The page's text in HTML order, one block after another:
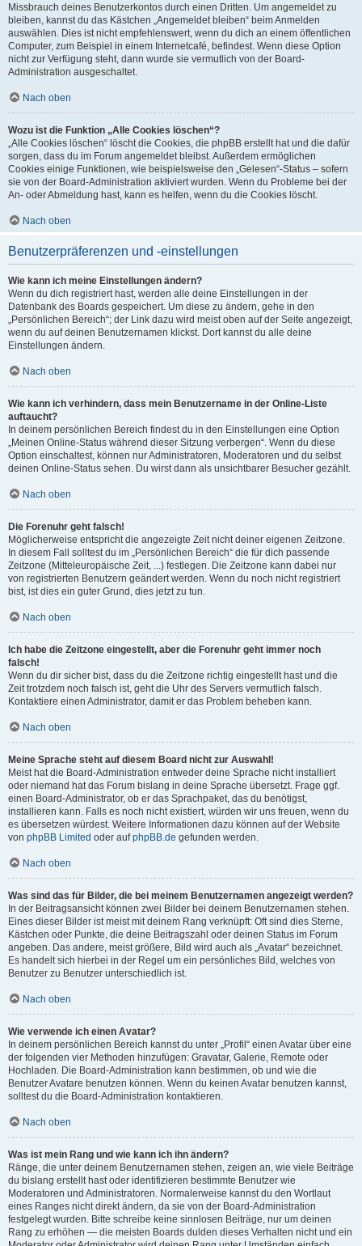
Missbrauch deines Benutzerkontos durch einen Dritten. Um angemeldet zu
bleiben, kannst du das Kästchen „Angemeldet bleiben“ beim Anmelden
auswählen. Dies ist nicht empfehlenswert, wenn du dich an einem öffentlichen
Computer, zum Beispiel in einem Internetcafé, befindest. Wenn diese Option
nicht zur Verfügung steht, dann wurde sie vermutlich von der Board-
Administration ausgeschaltet.
Nach oben
Wozu ist die Funktion „Alle Cookies löschen“?
„Alle Cookies löschen“ löscht die Cookies, die phpBB erstellt hat und die dafür
sorgen, dass du im Forum angemeldet bleibst. Außerdem ermöglichen
Cookies einige Funktionen, wie beispielsweise den „Gelesen“-Status – sofern
sie von der Board-Administration aktiviert wurden. Wenn du Probleme bei der
An- oder Abmeldung hast, kann es helfen, wenn du die Cookies löscht.
Nach oben
Benutzerpräferenzen und -einstellungen
Wie kann ich meine Einstellungen ändern?
Wenn du dich registriert hast, werden alle deine Einstellungen in der
Datenbank des Boards gespeichert. Um diese zu ändern, gehe in den
„Persönlichen Bereich“; der Link dazu wird meist oben auf der Seite angezeigt,
wenn du auf deinen Benutzernamen klickst. Dort kannst du alle deine
Einstellungen ändern.
Nach oben
Wie kann ich verhindern, dass mein Benutzername in der Online-Liste
auftaucht?
In deinem persönlichen Bereich findest du in den Einstellungen eine Option
„Meinen Online-Status während dieser Sitzung verbergen“. Wenn du diese
Option einschaltest, können nur Administratoren, Moderatoren und du selbst
deinen Online-Status sehen. Du wirst dann als unsichtbarer Besucher gezählt.
Nach oben
Die Forenuhr geht falsch!
Möglicherweise entspricht die angezeigte Zeit nicht deiner eigenen Zeitzone.
In diesem Fall solltest du im „Persönlichen Bereich“ die für dich passende
Zeitzone (Mitteleuropäische Zeit, ...) festlegen. Die Zeitzone kann dabei nur
von registrierten Benutzern geändert werden. Wenn du noch nicht registriert
bist, ist dies ein guter Grund, dies jetzt zu tun.
Nach oben
Ich habe die Zeitzone eingestellt, aber die Forenuhr geht immer noch
falsch!
Wenn du dir sicher bist, dass du die Zeitzone richtig eingestellt hast und die
Zeit trotzdem noch falsch ist, geht die Uhr des Servers vermutlich falsch.
Kontaktiere einen Administrator, damit er das Problem beheben kann.
Nach oben
Meine Sprache steht auf diesem Board nicht zur Auswahl!
Meist hat die Board-Administration entweder deine Sprache nicht installiert
oder niemand hat das Forum bislang in deine Sprache übersetzt. Frage ggf.
einen Board-Administrator, ob er das Sprachpaket, das du benötigst,
installieren kann. Falls es noch nicht existiert, würden wir uns freuen, wenn du
es übersetzen würdest. Weitere Informationen dazu können auf der Website
von phpBB Limited oder aufphpBB.de gefunden werden.
Nach oben
Was sind das für Bilder, die bei meinem Benutzernamen angezeigt werden?
In der Beitragsansicht können zwei Bilder bei deinem Benutzernamen stehen.
Eines dieser Bilder ist meist mit deinem Rang verknüpft: Oft sind dies Sterne,
Kästchen oder Punkte, die deine Beitragszahl oder deinen Status im Forum
angeben. Das andere, meist größere, Bild wird auch als „Avatar“ bezeichnet.
Es handelt sich hierbei in der Regel um ein persönliches Bild, welches von
Benutzer zu Benutzer unterschiedlich ist.
Nach oben
Wie verwende ich einen Avatar?
In deinem persönlichen Bereich kannst du unter „Profil“ einen Avatar über eine
der folgenden vier Methoden hinzufügen: Gravatar, Galerie, Remote oder
Hochladen. Die Board-Administration kann bestimmen, ob und wie die
Benutzer Avatare benutzen können. Wenn du keinen Avatar benutzen kannst,
solltest du die Board-Administration kontaktieren.
Nach oben
Was ist mein Rang und wie kann ich ihn ändern?
Ränge, die unter deinem Benutzernamen stehen, zeigen an, wie viele Beiträge
du bislang erstellt hast oder identifizieren bestimmte Benutzer wie
Moderatoren und Administratoren. Normalerweise kannst du den Wortlaut
eines Ranges nicht direkt ändern, da sie von der Board-Administration
festgelegt wurden. Bitte schreibe keine sinnlosen Beiträge, nur um deinen
Rang zu erhöhen — die meisten Boards dulden dieses Verhalten nicht und ein